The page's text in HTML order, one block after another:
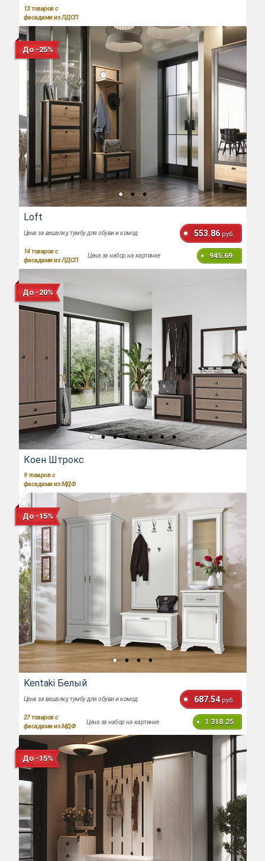
13товаров с
фасадами из ЛДСП
До -25%
Loft
Цена за вешалку, тумбу для обуви и комод 553.86 руб.
14товаров с
фасадами из ЛДСП
Цена за набор на картинке 945.69
До -20%
Коен Штрокс
9 товаров с
фасадами из МДФ
До -15%
Kentaki Белый
Цена за вешалку, тумбу для обуви и комод 687.54 руб.
27товаров с
фасадами из МДФ
Цена за набор на картинке 1 318.25
До -15%